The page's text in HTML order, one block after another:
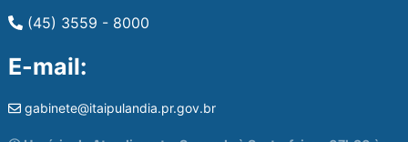
(45) 3559 - 8000
E-mail:
gabinete@itaipulandia.pr.gov.br